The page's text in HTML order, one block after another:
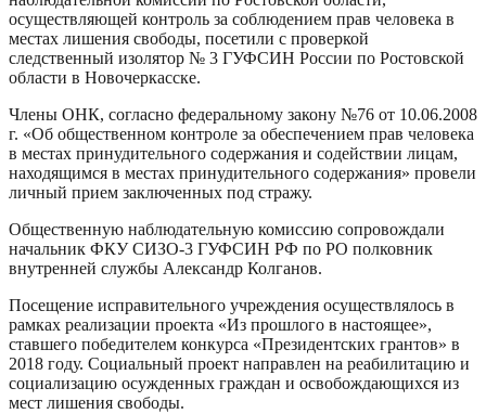
осуществляющей контроль за соблюдением прав человека в
местах лишения свободы, посетили с проверкой
следственный изолятор № 3 ГУФСИН России по Ростовской
области в Новочеркасске.
Члены ОНК, согласно федеральному закону №76 от 10.06.2008
г. «Об общественном контроле за обеспечением прав человека
в местах принудительного содержания и содействии лицам,
находящимся в местах принудительного содержания» провели
личный прием заключенных под стражу.
Общественную наблюдательную комиссию сопровождали
начальник ФКУ СИЗО-3 ГУФСИН РФ по РО полковник
внутренней службы Александр Колганов.
Посещение исправительного учреждения осуществлялось в
рамках реализации проекта «Из прошлого в настоящее»,
ставшего победителем конкурса «Президентских грантов» в
2018 году. Социальный проект направлен на реабилитацию и
социализацию осужденных граждан и освобождающихся из
мест лишения свободы.